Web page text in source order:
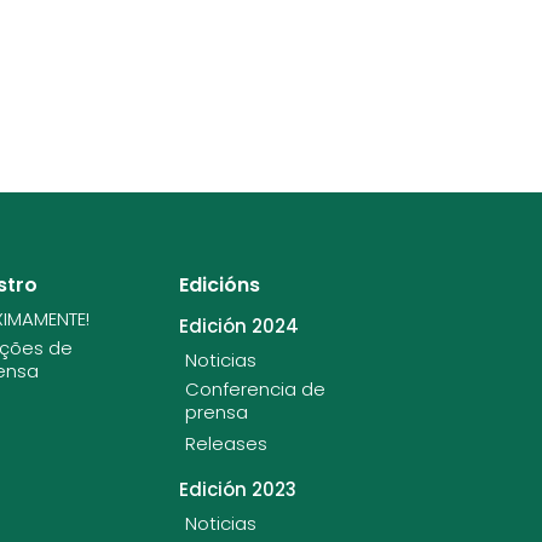
de
Edicións
Edición 2024
Noticias
Conferencia de
prensa
Releases
Edición 2023
Noticias